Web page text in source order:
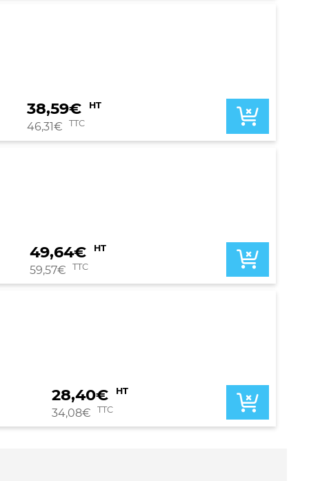
38,59€ HT
46,31€ TTC
49,64€ HT
59,57€ TTC
28,40€ HT
34,08€ TTC